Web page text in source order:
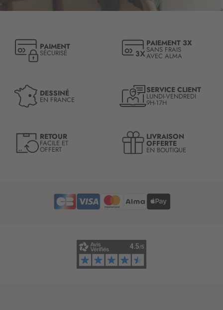
o
n
e
PAIMENT
SÉCURISÉ
PAIEMENT 3X
SANS FRAIS
AVEC ALMA
DESSINÉ
EN FRANCE
SERVICE CLIENT
LUNDI-VENDREDI
9H-17H
RETOUR
FACILE ET
OFFERT
LIVRAISON
OFFERTE
EN BOUTIQUE